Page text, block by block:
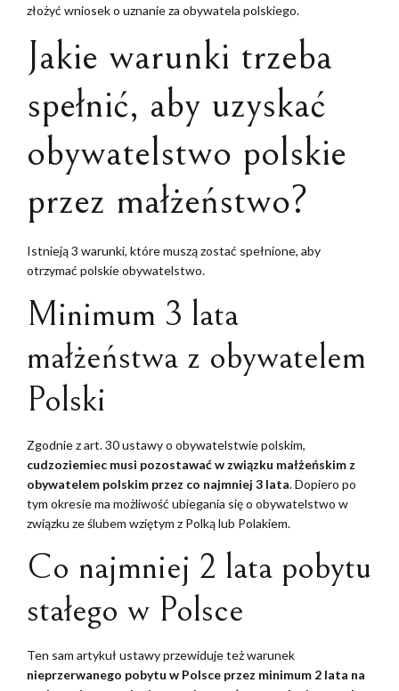
złożyć wniosek o uznanie za obywatela polskiego.
Jakie warunki trzeba
spełnić, aby uzyskać
obywatelstwo polskie
przez małżeństwo?
Istnieją 3 warunki, które muszą zostać spełnione, aby
otrzymać polskie obywatelstwo.
Minimum 3 lata
małżeństwa z obywatelem
Polski
Zgodnie z art. 30 ustawy o obywatelstwie polskim,
cudzoziemiec musi pozostawać w związku małżeńskim z
obywatelem polskim przez co najmniej 3 lata. Dopiero po
tym okresie ma możliwość ubiegania się o obywatelstwo w
związku ze ślubem wziętym z Polką lub Polakiem.
Co najmniej 2 lata pobytu
stałego w Polsce
Ten sam artykuł ustawy przewiduje też warunek
nieprzerwanego pobytu w Polsce przez minimum 2 lata na